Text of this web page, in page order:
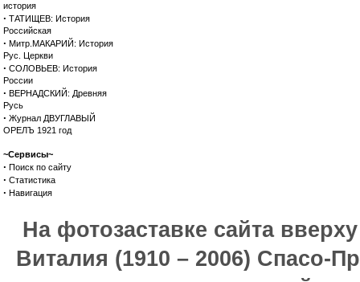
история
· ТАТИЩЕВ: История
Российская
· Митр.МАКАРИЙ: История
Рус. Церкви
· СОЛОВЬЕВ: История
России
· ВЕРНАДСКИЙ: Древняя
Русь
· Журнал ДВУГЛАВЫЙ
ОРЕЛЪ 1921 год
~Сервисы~
· Поиск по сайту
· Статистика
· Навигация
На фотозаставке сайта
Виталия (1910 – 2006) Спасо-